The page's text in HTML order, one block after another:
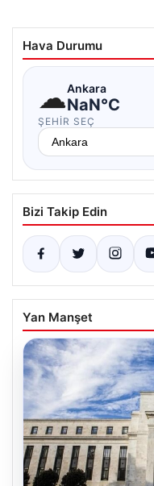
Hava Durumu
☁Ankara
NaN°C
ŞEHIR SEÇ
Bizi Takip Edin
Yan Manşet